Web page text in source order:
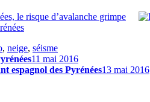
le risque d’avalanche grimpe
, neige, séisme
11 mai 2016
espagnol des Pyrénées13 mai 2016